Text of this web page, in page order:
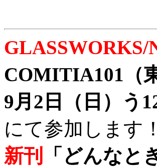
GLASSWORKS/
COMITIA101（
9月2日（日）う
にて参加します！
新刊
「どんな